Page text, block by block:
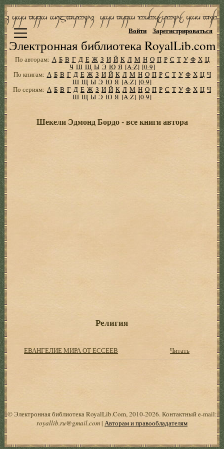
Электронная библиотека RoyalLib.com
Войти Зарегистрироваться
По авторам: А Б В Г Д Е Ж З И Й К Л М Н О П Р С Т У Ф Х Ц
Ч Ш Щ Ы Э Ю Я [A-Z] [0-9]
По книгам: А Б В Г Д Е Ж З И Й К Л М Н О П Р С Т У Ф Х Ц Ч
Ш Щ Ы Э Ю Я [A-Z] [0-9]
По сериям: А Б В Г Д Е Ж З И Й К Л М Н О П Р С Т У Ф Х Ц Ч
Ш Щ Ы Э Ю Я [A-Z] [0-9]
Шекели Эдмонд Бордо - все книги автора
Религия
ЕВАНГЕЛИЕ МИРА ОТ ЕССЕЕВ Читать
© Электронная библиотека RoyalLib.Com, 2010-2026. Контактный e-mail:
royallib.ru@gmail.com| Авторам и правообладателям